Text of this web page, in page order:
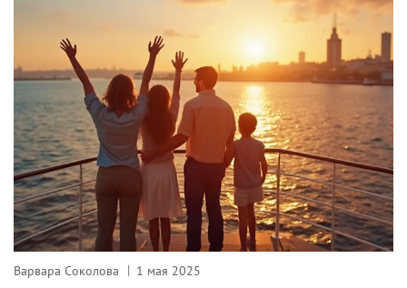
Варвара Соколова 1 мая 2025